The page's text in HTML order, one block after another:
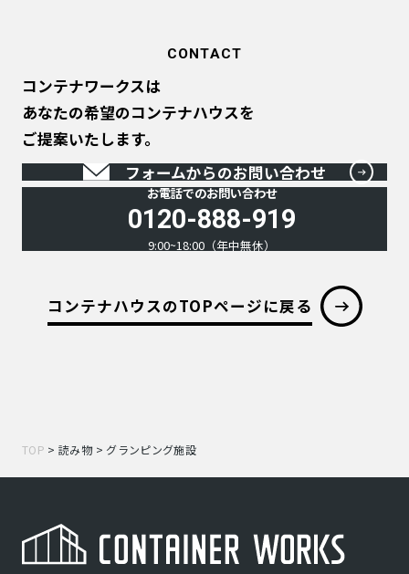
CONTACT
コンテナワークスは
あなたの希望のコンテナハウスを
ご提案いたします。
フォームからのお問い合わせ
お電話でのお問い合わせ
0120-888-919
9:00~18:00（年中無休）
コンテナハウスのTOPページに戻る
TOP >読み物> グランピング施設